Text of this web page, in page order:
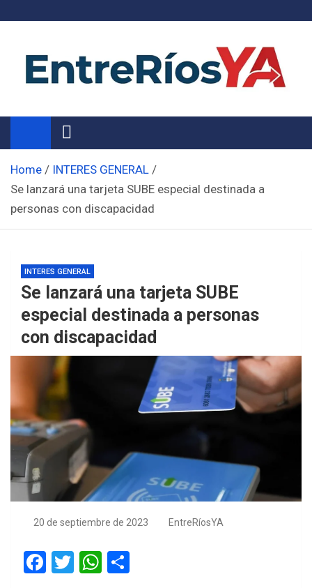
Noticias de Entre Ríos
Información de toda la provincia ahora
Home
INTERES GENERAL
Se lanzará una tarjeta SUBE especial destinada a
personas con discapacidad
INTERES GENERAL
Se lanzará una tarjeta SUBE
especial destinada a personas
con discapacidad
20 de septiembre de 2023 EntreRíosYA
F
T
W